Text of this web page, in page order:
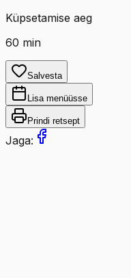
Küpsetamise aeg
60 min
Salvesta
Lisa menüüsse
Prindi retsept
Jaga: